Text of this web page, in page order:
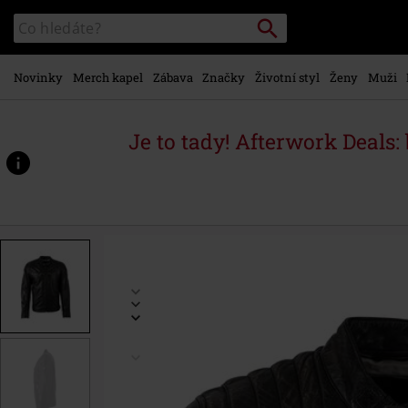
hlavnímu
obsahu
Katalog
vyhledávání
Vyhledávání
Novinky Merch kapel Zábava Značky Životní styl Ženy Muži
Je to tady! Afterwork
www.emp-
p/colt-
377345.html